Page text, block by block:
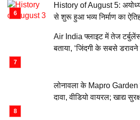
History of August 5:
से शुरू हुआ भव्य निर्माण का
Air India फ्लाइट में तेज
बताया, ‘जिंदगी के सबसे डरावने
लोनावला के Mapro Garden
दावा, वीडियो वायरल; खाद्य